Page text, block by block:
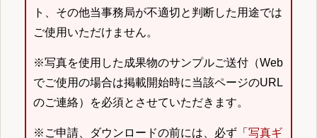
ト、その他当事務局が不適切と判断した用途では
ご使用いただけません。
※写真を使用した成果物のサンプルご送付（Web
でご使用の場合は掲載開始時に当該ページのURL
のご連絡）を必須とさせていただきます。
※ご申請、ダウンロードの前には、必ず「 写真ギ